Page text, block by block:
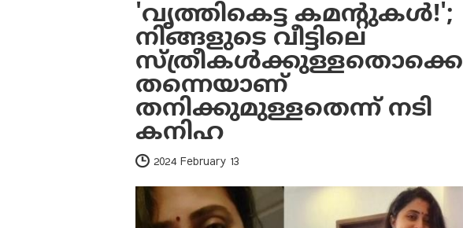
'വൃത്തികെട്ട കമന്റുകൾ!';
നിങ്ങളുടെ വീട്ടിലെ
സ്ത്രീകൾക്കുള്ളതൊക്കെ
തന്നെയാണ്
തനിക്കുമുള്ളതെന്ന് നടി
കനിഹ
2024 February 13